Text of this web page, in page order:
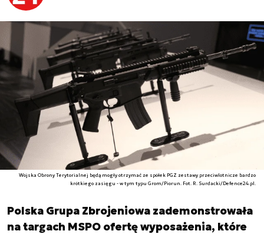
Wojska Obrony Terytorialnej będą mogły otrzymać ze spółek PGZ zestawy przeciwlotnicze bardzo
krótkiego zasięgu - w tym typu Grom/Piorun. Fot. R. Surdacki/Defence24.pl.
Polska Grupa Zbrojeniowa zademonstrowała
na targach MSPO ofertę wyposażenia, które